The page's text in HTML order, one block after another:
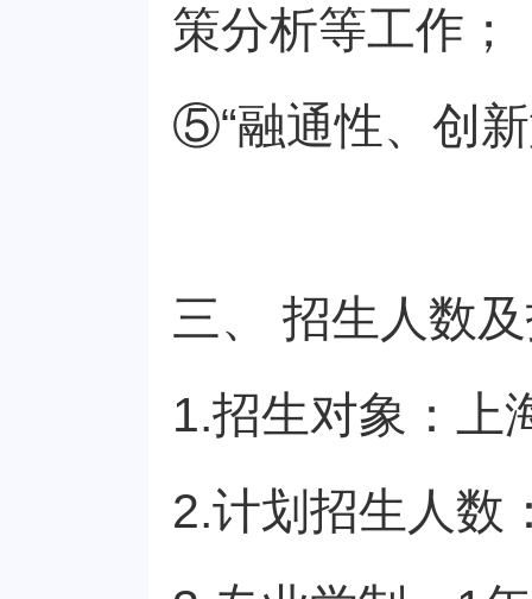
策分析等工作；
⑤“融通性、创
三、 招生人数
1.招生对象：上
2.计划招生人数